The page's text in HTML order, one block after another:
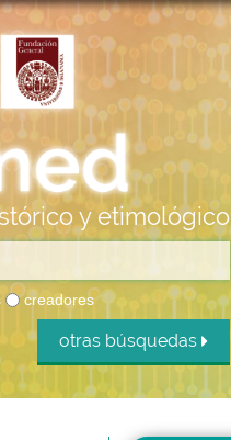
y etimológico
creadores
otras búsquedas